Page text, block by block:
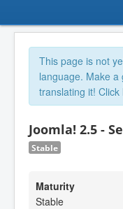
This page is not
language. Make
translating it! Click
Joomla! 2.5 -
Stable
Maturity
Stable